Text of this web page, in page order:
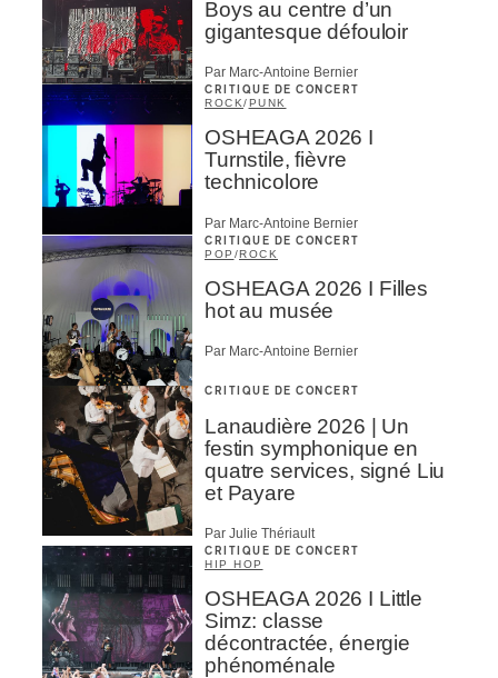
Boys au centre d’un
gigantesque défouloir
Par Marc-Antoine Bernier
CRITIQUE DE CONCERT
ROCK/PUNK
OSHEAGA 2026 I
Turnstile, fièvre
technicolore
Par Marc-Antoine Bernier
CRITIQUE DE CONCERT
POP /ROCK
OSHEAGA 2026 I Filles
hot au musée
Par Marc-Antoine Bernier
CRITIQUE DE CONCERT
Lanaudière 2026 | Un
festin symphonique en
quatre services, signé Liu
et Payare
Par Julie Thériault
CRITIQUE DE CONCERT
HIP HOP
OSHEAGA 2026 I Little
Simz: classe
décontractée, énergie
phénoménale